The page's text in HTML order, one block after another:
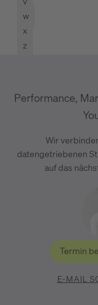
w
x
z
Performance,
Wir
datengetriebenen
auf das
Termin
E-MAIL